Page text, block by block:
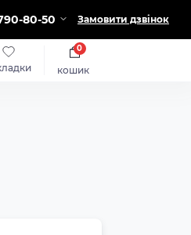
80-50 Замовити дзвінок
кошик
0